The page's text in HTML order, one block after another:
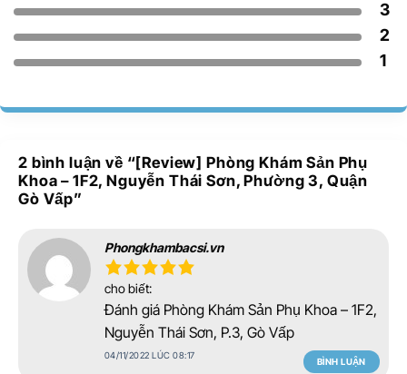
3
2
1
2 bình luận về “[Review] Phòng Khám Sản Phụ
Khoa – 1F2, Nguyễn Thái Sơn, Phường 3, Quận
Gò Vấp”
Phongkhambacsi.vn
cho biết:
Đánh giá Phòng Khám Sản Phụ Khoa – 1F2,
Nguyễn Thái Sơn, P.3, Gò Vấp
04/11/2022 LÚC 08:17
BÌNH LUẬN